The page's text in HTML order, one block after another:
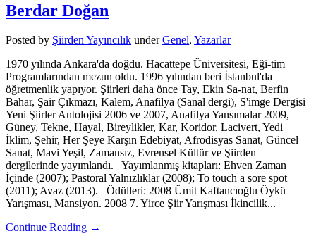
Berdar Doğan
Posted by Şiirden Yayıncılık underGenel, Yazarlar
1970 yılında Ankara'da doğdu. Hacattepe Üniversitesi, Eği-tim
Programlarından mezun oldu. 1996 yılından beri İstanbul'da
öğretmenlik yapıyor. Şiirleri daha önce Tay, Ekin Sa-nat, Berfin
Bahar, Şair Çıkmazı, Kalem, Anafilya (Sanal dergi), S'imge Dergisi
Yeni Şiirler Antolojisi 2006 ve 2007, Anafilya Yansımalar 2009,
Güney, Tekne, Hayal, Bireylikler, Kar, Koridor, Lacivert, Yedi
İklim, Şehir, Her Şeye Karşın Edebiyat, Afrodisyas Sanat, Güncel
Sanat, Mavi Yeşil, Zamansız, Evrensel Kültür ve Şiirden
dergilerinde yayımlandı. Yayımlanmış kitapları: Ehven Zaman
İçinde (2007); Pastoral Yalnızlıklar (2008); To touch a sore spot
(2011); Avaz (2013). Ödülleri: 2008 Ümit Kaftancıoğlu Öykü
Yarışması, Mansiyon. 2008 7. Yirce Şiir Yarışması İkincilik...
Continue Reading →